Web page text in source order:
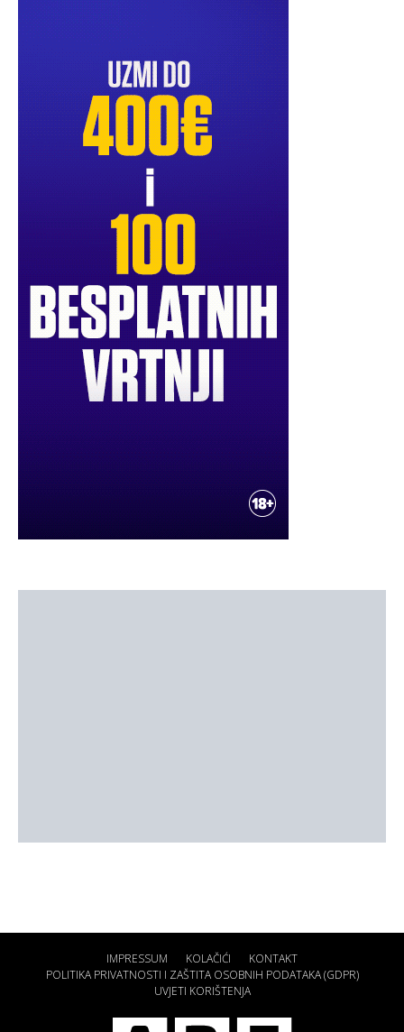
IMPRESSUM KOLAČIĆI
KONTAKT
POLITIKA PRIVATNOSTI I ZAŠTITA OSOBNIH PODATAKA (GDPR)
UVJETI KORIŠTENJA